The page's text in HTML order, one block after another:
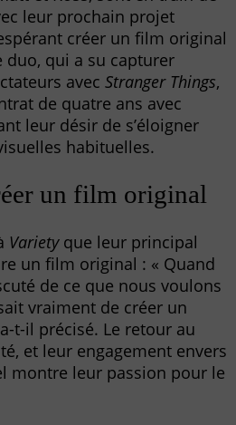
leur prochain projet
créer un film original
duo, qui a su capturer
avec Stranger Things,
de quatre ans avec
leur désir de s’éloigner
habituelles.
un film original
Varietyque leur principal
un film original : « Quand
de ce que nous voulons
vraiment de créer un
t-il précisé. Le retour au
et leur engagement envers
montre leur passion pour le